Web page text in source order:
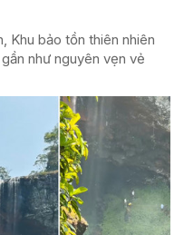
Khu bảo tồn thiên nhiên
như nguyên vẹn vẻ